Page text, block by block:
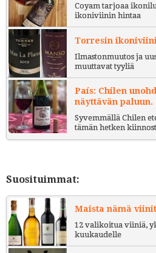
Coyam tarjoaa
ikoniviinin hintaa
Torresin
Ilmastonmuutos ja
muuttavat tyyliä
País: Chilen
näyttävän paluun.
Syvemmällä Chilen
tämän hetken
Suosituimmat:
Maista nämä viinit
12 valikoitua viiniä,
kuukaudelle